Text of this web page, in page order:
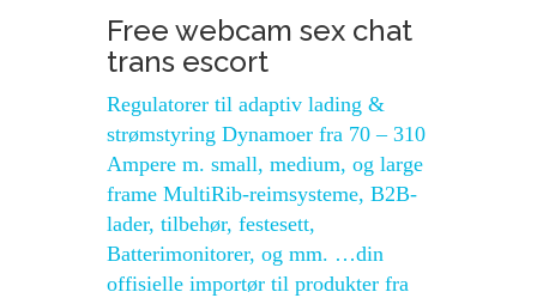
Free webcam sex chat
trans escort
Regulatorer til adaptiv lading &
strømstyring Dynamoer fra 70 – 310
Ampere m. small, medium, og large
frame MultiRib-reimsysteme, B2B-
lader, tilbehør, festesett,
Batterimonitorer, og mm. …din
offisielle importør til produkter fra